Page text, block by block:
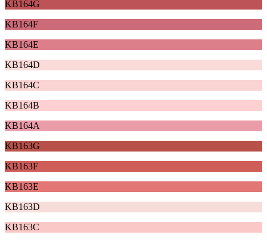
KB164G
KB164F
KB164E
KB164D
KB164C
KB164B
KB164A
KB163G
KB163F
KB163E
KB163D
KB163C